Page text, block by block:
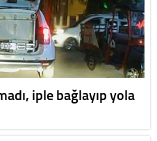
iple bağlayıp yola